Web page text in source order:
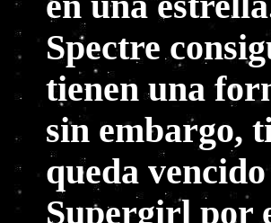
Spectre
tienen una
sin embargo,
queda
Supergirl por